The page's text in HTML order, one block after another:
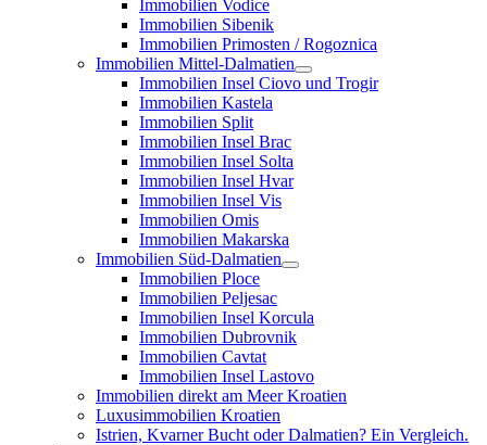
Immobilien Vodice
Immobilien Sibenik
Immobilien Primosten / Rogoznica
Immobilien Mittel-Dalmatien
Immobilien Insel Ciovo und Trogir
Immobilien Kastela
Immobilien Split
Immobilien Insel Brac
Immobilien Insel Solta
Immobilien Insel Hvar
Immobilien Insel Vis
Immobilien Omis
Immobilien Makarska
Immobilien Süd-Dalmatien
Immobilien Ploce
Immobilien Peljesac
Immobilien Insel Korcula
Immobilien Dubrovnik
Immobilien Cavtat
Immobilien Insel Lastovo
Immobilien direkt am Meer Kroatien
Luxusimmobilien Kroatien
Istrien, Kvarner Bucht oder Dalmatien? Ein Vergleich.